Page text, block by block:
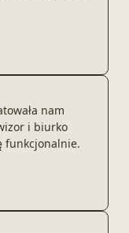
nam
i biurko
funkcjonalnie.